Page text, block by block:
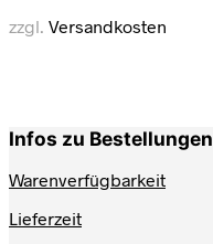
der
zzgl. Versandkosten
Infos zu Bestellungen
Warenverfügbarkeit
Lieferzeit